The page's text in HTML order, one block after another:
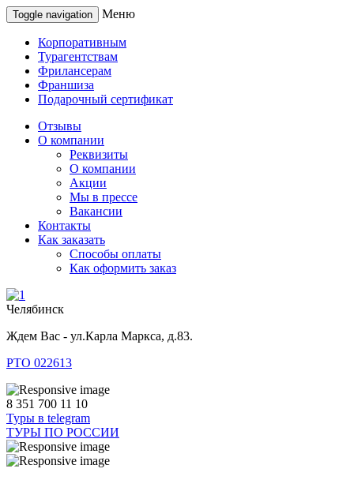
Toggle navigation Меню
Корпоративным
Турагентствам
Фрилансерам
Франшиза
Подарочный сертификат
Отзывы
О компании
Реквизиты
О компании
Акции
Мы в прессе
Вакансии
Контакты
Как заказать
Способы оплаты
Как оформить заказ
Челябинск
Ждем Вас - ул.Карла Маркса, д.83.
РТО 022613
8 351 700 11 10
Туры в telegram
ТУРЫ ПО РОССИИ